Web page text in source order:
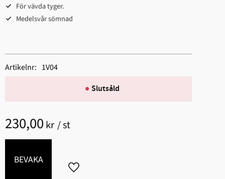
För vävda tyger.​
Medelsvår sömnad​
230,00 kr /st
Lägg till i favoriter
BEVAKA
Slutsåld
Artikelnr 1V04